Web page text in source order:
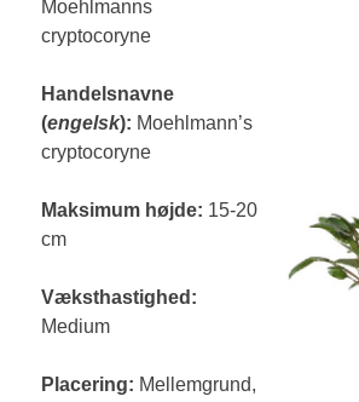
Moehlmanns
cryptocoryne
Handelsnavne
(engelsk): Moehlmann’s
cryptocoryne
Maksimum højde: 15-20
cm
Væksthastighed:
Medium
Placering: Mellemgrund,